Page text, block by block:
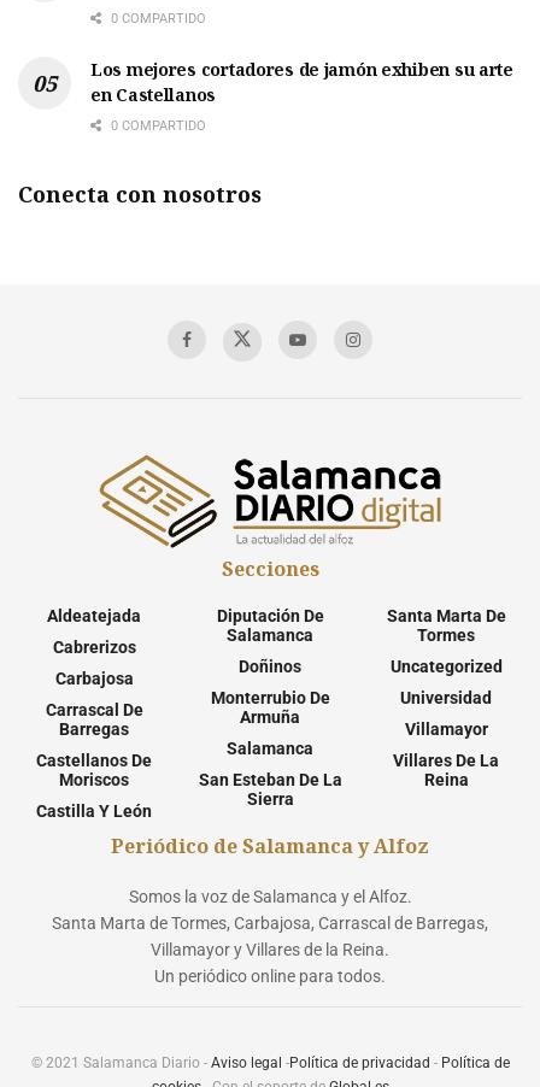
0 COMPARTIDO
Los mejores cortadores de jamón exhiben su arte
en Castellanos
0 COMPARTIDO
Conecta con nosotros
Secciones
Aldeatejada
Cabrerizos
Carbajosa
Carrascal De
Barregas
Castellanos De
Moriscos
Castilla Y León
Diputación De
Salamanca
Doñinos
Monterrubio De
Armuña
Salamanca
San Esteban De La
Sierra
Santa Marta De
Tormes
Uncategorized
Universidad
Villamayor
Villares De La
Reina
Periódico de Salamanca y Alfoz
Somos la voz de Salamanca y el Alfoz.
Santa Marta de Tormes, Carbajosa, Carrascal de Barregas,
Villamayor y Villares de la Reina.
Un periódico online para todos.
© 2021 Salamanca Diario - Aviso legal -Política de privacidad - Política de